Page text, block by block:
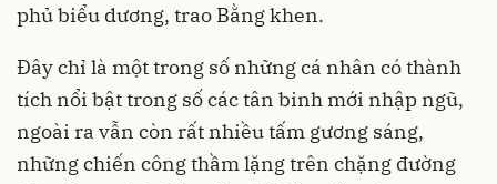
phủ biểu dương, trao Bằng khen.
Đây chỉ là một trong số những cá nhân có thành
tích nổi bật trong số các tân binh mới nhập ngũ,
ngoài ra vẫn còn rất nhiều tấm gương sáng,
những chiến công thầm lặng trên chặng đường